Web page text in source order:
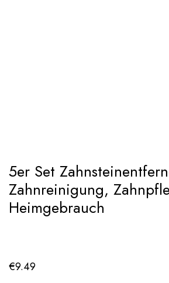
5er Set
Zahnreinigung,
Heimgebrauch
€9.49